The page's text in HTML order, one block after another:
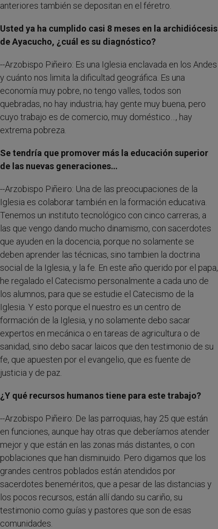
anteriores también se depositan en el féretro.
Usted ya ha cumplido casi 8 meses en la archidiócesis
de Ayacucho, ¿cuál es su diagnóstico?
--Arzobispo Piñeiro: Es una Iglesia enclavada en los Andes
y cuánto nos limita la dificultad geográfica. Es una
economía muy pobre, no tengo valles, todos son
quebradas, no hay industria; hay gente muy buena, pero
cuyo trabajo es de comercio, muy doméstico…, hay
extrema pobreza.
Se tendría que promover más la educación superior
de las nuevas generaciones…
--Arzobispo Piñeiro: Una de las preocupaciones de la
Iglesia es colaborar también en la formación educativa.
Tenemos un instituto tecnológico con cinco carreras, a
las que vengo dando mucho dinamismo, con sacerdotes
que ayuden en la docencia, porque no solamente se
deben aprender las técnicas, sino tambien la doctrina
social de la Iglesia, y la fe. En este año querido por el papa,
he regalado el Catecismo personalmente a cada uno de
los alumnos, para que se estudie el Catecismo de la
Iglesia. Y esto porque el nuestro es un centro de
formación de la Iglesia, y no solamente debo sacar
expertos en mecánica o en tareas de agricultura o de
sanidad, sino debo sacar laicos que den testimonio de su
fe, que apuesten por el evangelio, que es fuente de
justicia y de paz.
¿Y qué recursos humanos tiene para este trabajo?
--Arzobispo Piñeiro: De las parroquias, hay 25 que están
en funciones, aunque hay otras que deberíamos atender
mejor y que están en las zonas más distantes, o con
poblaciones que han disminuido. Pero digamos que los
grandes centros poblados están atendidos por
sacerdotes beneméritos, que a pesar de las distancias y
los pocos recursos, están allí dando su cariño, su
testimonio como guías y pastores que son de esas
comunidades.